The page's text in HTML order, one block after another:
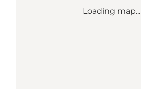
Loading map...